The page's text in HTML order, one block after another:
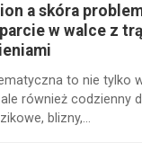
a skóra
w walce z
to nie tylko
również codzienny
blizny,...